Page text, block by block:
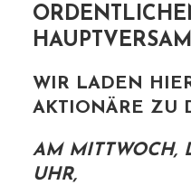
WIR LADEN
AKTIONÄRE ZU
AM MITTWOCH,
UHR,